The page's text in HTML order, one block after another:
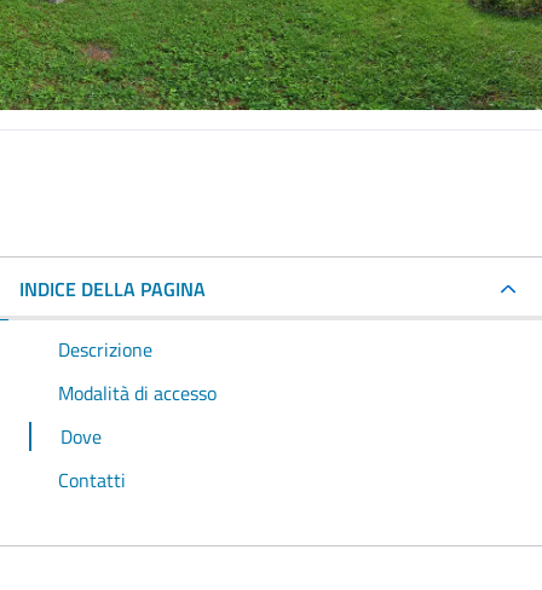
INDICE DELLA PAGINA
Descrizione
Modalità di accesso
Dove
Contatti